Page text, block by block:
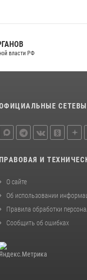
ПРАВОВАЯ И
О сайте
Об использовании
Правила обработки
Сообщить об ошибках